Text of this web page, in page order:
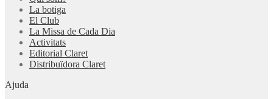
La botiga
El Club
La Missa de Cada Dia
Activitats
Editorial Claret
Distribuïdora Claret
Ajuda